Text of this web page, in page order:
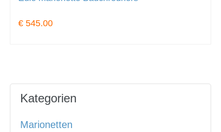
€ 545.00
Kategorien
Marionetten